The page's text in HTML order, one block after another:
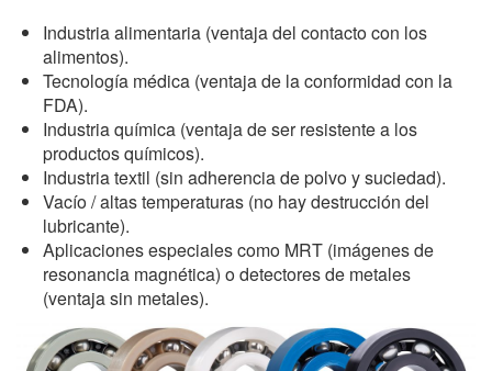
Industria alimentaria (ventaja del contacto con los
alimentos).
Tecnología médica (ventaja de la conformidad con la
FDA).
Industria química (ventaja de ser resistente a los
productos químicos).
Industria textil (sin adherencia de polvo y suciedad).
Vacío / altas temperaturas (no hay destrucción del
lubricante).
Aplicaciones especiales como MRT (imágenes de
resonancia magnética) o detectores de metales
(ventaja sin metales).